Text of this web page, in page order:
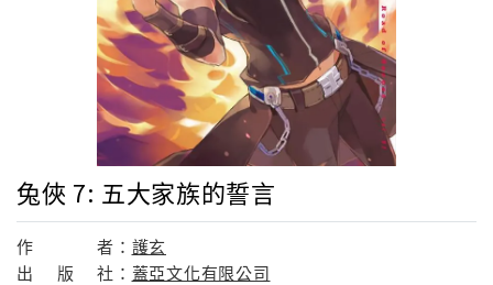
兔俠 7: 五大家族的誓言
作 者： 護玄
出
版 社： 蓋亞文化有限公司